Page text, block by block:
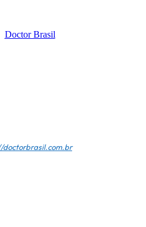
doctorbrasil.com.br